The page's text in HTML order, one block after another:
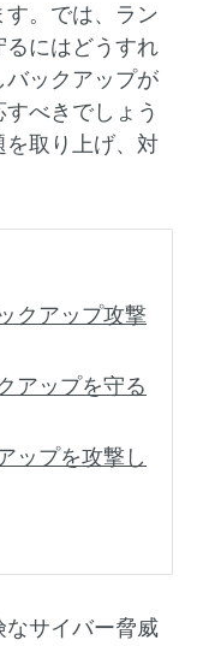
す。では、ラン
にはどうすれ
ックアップが
べきでしょう
取り上げ、対
クアップ攻撃
アップを守る
ップを攻撃し
なサイバー脅威